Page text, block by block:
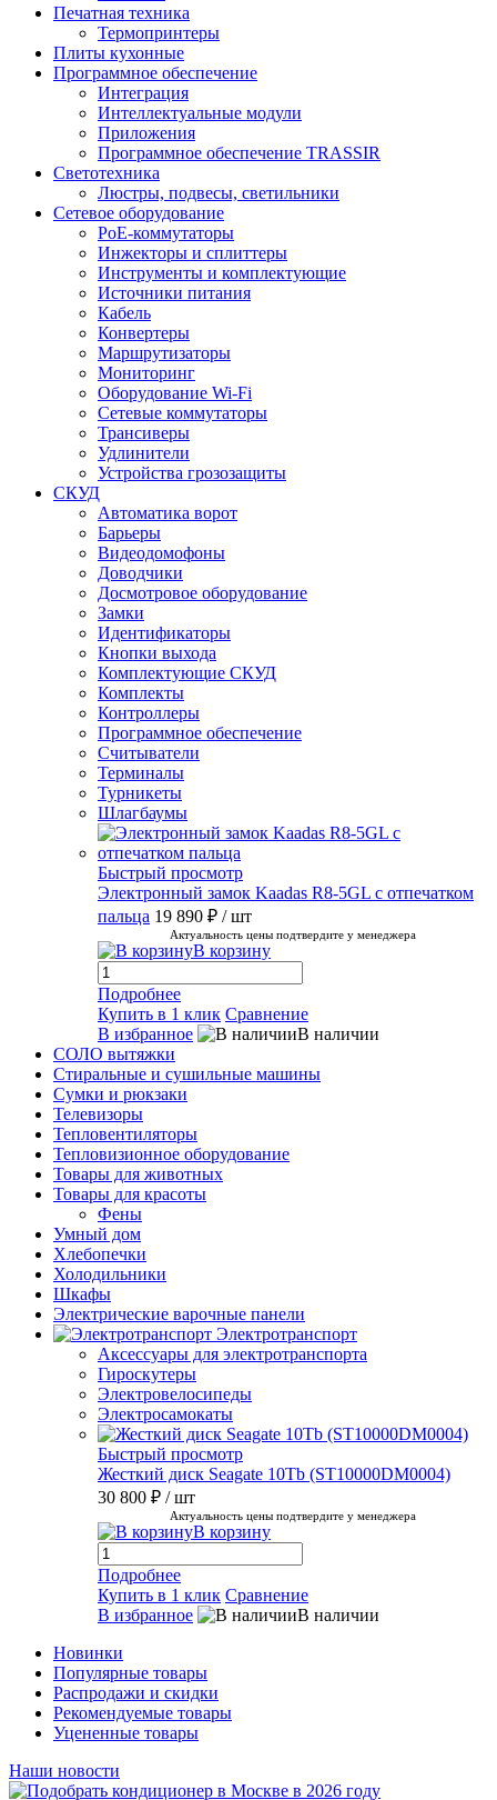
Печатная техника
Термопринтеры
Плиты кухонные
Программное обеспечение
Интеграция
Интеллектуальные модули
Приложения
Программное обеспечение TRASSIR
Светотехника
Люстры, подвесы, светильники
Сетевое оборудование
PoE-коммутаторы
Инжекторы и сплиттеры
Инструменты и комплектующие
Источники питания
Кабель
Конвертеры
Маршрутизаторы
Мониторинг
Оборудование Wi-Fi
Сетевые коммутаторы
Трансиверы
Удлинители
Устройства грозозащиты
СКУД
Автоматика ворот
Барьеры
Видеодомофоны
Доводчики
Досмотровое оборудование
Замки
Идентификаторы
Кнопки выхода
Комплектующие СКУД
Комплекты
Контроллеры
Программное обеспечение
Считыватели
Терминалы
Турникеты
Шлагбаумы
Быстрый просмотр
Электронный замок Kaadas R8-5GL с отпечатком
пальца 19 890 ₽ / шт
Актуальность цены подтвердите у менеджера
В корзину
Подробнее
Купить в 1 клик Сравнение
В избранное
В наличии
СОЛО вытяжки
Стиральные и сушильные машины
Сумки и рюкзаки
Телевизоры
Тепловентиляторы
Тепловизионное оборудование
Товары для животных
Товары для красоты
Фены
Умный дом
Хлебопечки
Холодильники
Шкафы
Электрические варочные панели
Электротранспорт
Аксессуары для электротранспорта
Гироскутеры
Электровелосипеды
Электросамокаты
Быстрый просмотр
Жесткий диск Seagate 10Tb (ST10000DM0004)
30 800 ₽ / шт
Актуальность цены подтвердите у менеджера
В корзину
Подробнее
Купить в 1 клик Сравнение
В избранное
В наличии
Новинки
Популярные товары
Распродажи и скидки
Рекомендуемые товары
Уцененные товары
Наши новости